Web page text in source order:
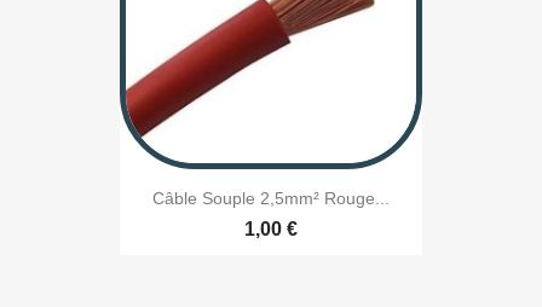
Câble Souple 2,5mm² Rouge...
1,00 €